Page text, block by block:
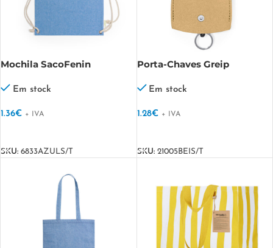
Mochila SacoFenin
Em stock
1.36€ + IVA
SKU: 6833AZULS/T
Porta-Chaves Greip
Em stock
1.28€ + IVA
SKU: 21005BEIS/T